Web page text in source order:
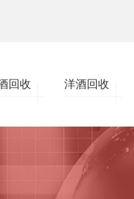
回收 洋酒回收